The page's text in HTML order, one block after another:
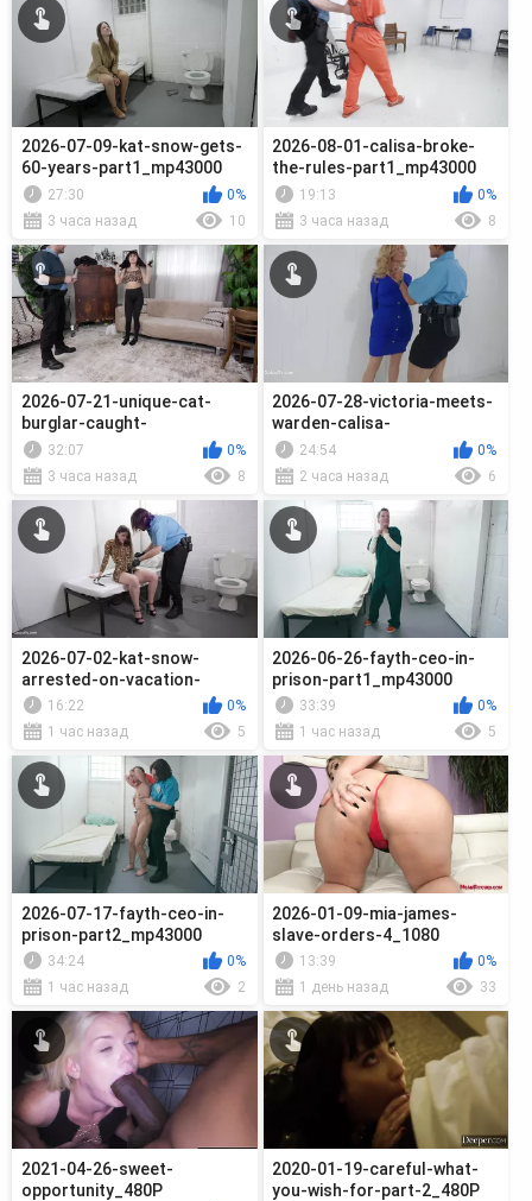
2026-07-09-kat-snow-gets-
60-years-part1_mp43000
27:30
0%
3 часа назад
10
2026-08-01-calisa-broke-
the-rules-part1_mp43000
19:13
0%
3 часа назад
8
2026-07-21-unique-cat-
burglar-caught-
part1_mp43000
32:07
0%
3 часа назад
8
2026-07-28-victoria-meets-
warden-calisa-
bliss_mp43000
24:54
0%
2 часа назад
6
2026-07-02-kat-snow-
arrested-on-vacation-
part2_mp43000
16:22
0%
1 час назад
5
2026-06-26-fayth-ceo-in-
prison-part1_mp43000
33:39
0%
1 час назад
5
2026-07-17-fayth-ceo-in-
prison-part2_mp43000
34:24
0%
1 час назад
2
2026-01-09-mia-james-
slave-orders-4_1080
13:39
0%
1 день назад
33
2021-04-26-sweet-
opportunity_480P
2020-01-19-careful-what-
you-wish-for-part-2_480P